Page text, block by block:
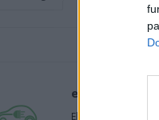
e-cars.hu
Elektromosan